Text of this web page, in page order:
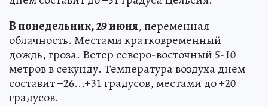
В понедельник, 29 июня, переменная
облачность. Местами кратковременный
дождь, гроза. Ветер северо-восточный 5-10
метров в секунду. Температура воздуха днем
составит +26...+31 градусов, местами до +20
градусов.